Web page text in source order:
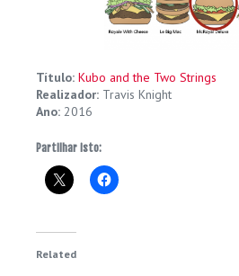
Título: Kubo and the Two Strings
Realizador: Travis Knight
Ano: 2016
Partilhar isto:
Related